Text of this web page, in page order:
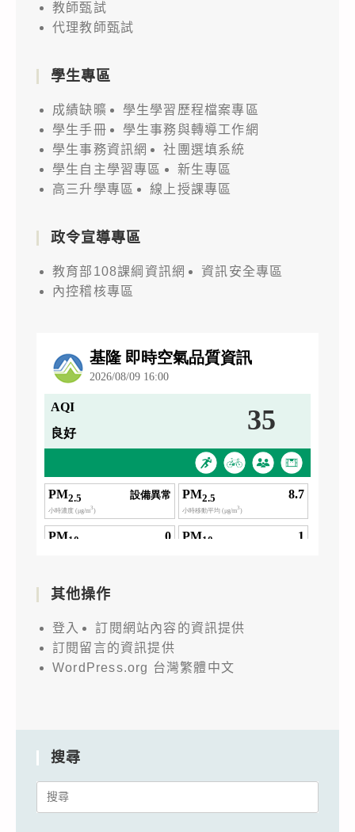
教師甄試
代理教師甄試
學生專區
成績缺曠
學生學習歷程檔案專區
學生手冊
學生事務與轉導工作網
學生事務資訊網
社團選填系統
學生自主學習專區
新生專區
高三升學專區
線上授課專區
政令宣導專區
教育部108課綱資訊網
資訊安全專區
內控稽核專區
其他操作
登入
訂閱網站內容的資訊提供
訂閱留言的資訊提供
WordPress.org 台灣繁體中文
搜尋
Search